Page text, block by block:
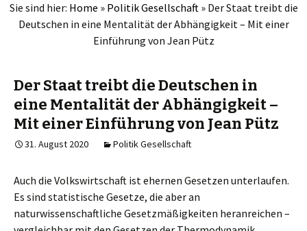
Sie sind hier: Home » Politik Gesellschaft» Der Staat treibt die
Deutschen in eine Mentalität der Abhängigkeit – Mit einer
Einführung von Jean Pütz
Der Staat treibt die Deutschen in
eine Mentalität der Abhängigkeit –
Mit einer Einführung von Jean Pütz
31. August 2020 Politik Gesellschaft
Auch die Volkswirtschaft ist ehernen Gesetzen unterlaufen.
Es sind statistische Gesetze, die aber an
naturwissenschaftliche Gesetzmäßigkeiten heranreichen –